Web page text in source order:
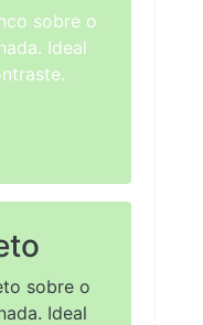
sobre o
Ideal
sobre o
Ideal